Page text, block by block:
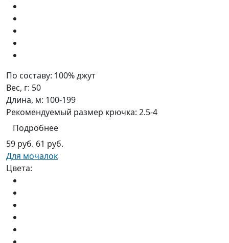
По составу: 100% джут
Вес, г: 50
Длина, м: 100-199
Рекомендуемый размер крючка: 2.5-4
Подробнее
59 руб. 61 руб.
Для мочалок
Цвета: